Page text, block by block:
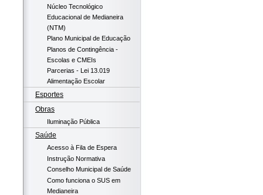
Núcleo Tecnológico
Educacional de Medianeira
(NTM)
Plano Municipal de Educação
Planos de Contingência -
Escolas e CMEIs
Parcerias - Lei 13.019
Alimentação Escolar
Esportes
Obras
Iluminação Pública
Saúde
Acesso à Fila de Espera
Instrução Normativa
Conselho Municipal de Saúde
Como funciona o SUS em
Medianeira